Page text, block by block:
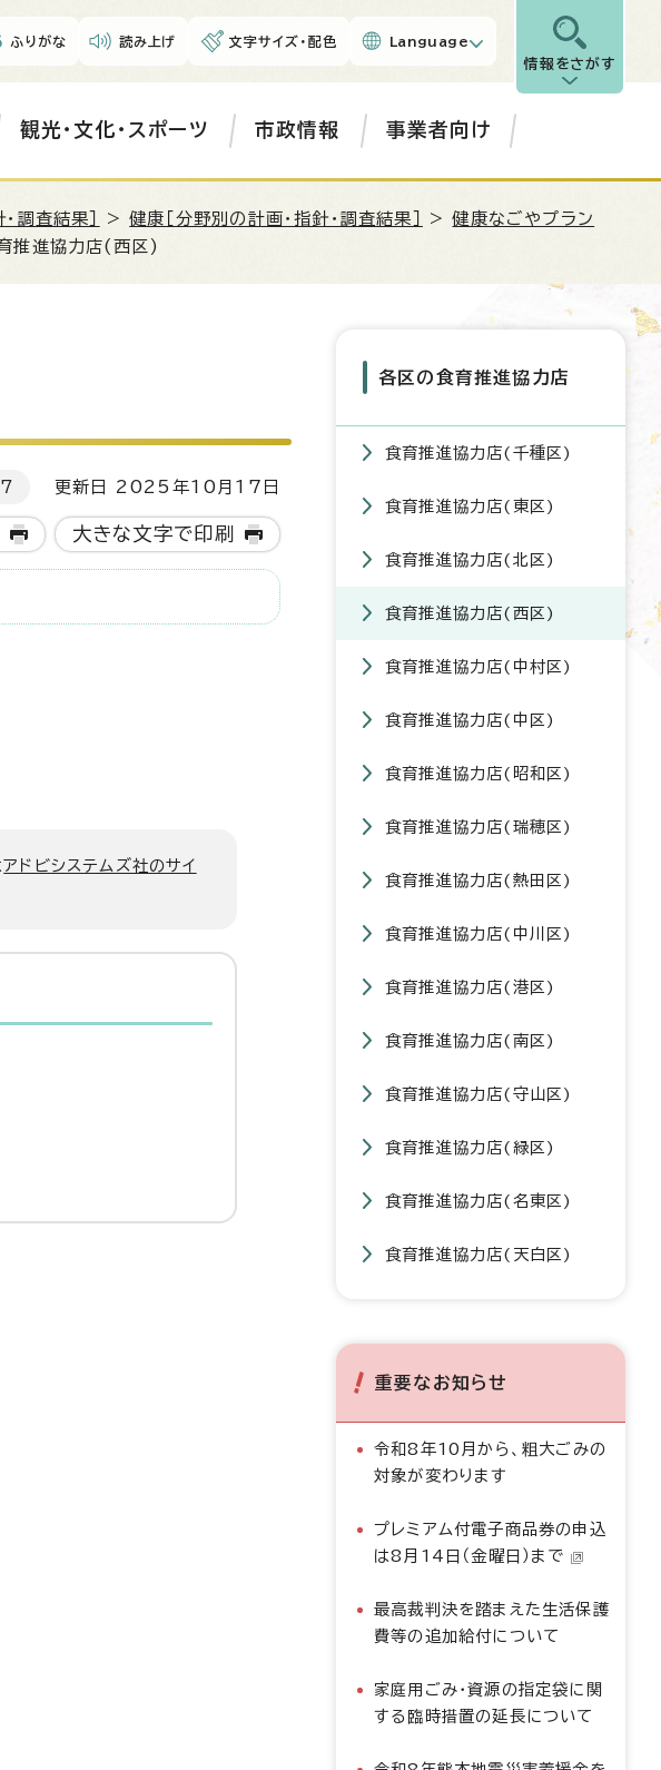
ふりがな 読み上げ 文字サイズ・配色 Language
情報をさがす
観光・文化・スポーツ 市政情報 事業者向け
調査結果］ >健康［分野別の計画・指針・調査結果］ >健康なごやプラン
推進協力店(西区)
更新日 2025年10月17日
大きな文字で印刷
アドビシステムズ社のサイ
各区の食育推進協力店
食育推進協力店(千種区)
食育推進協力店(東区)
食育推進協力店(北区)
食育推進協力店(西区)
食育推進協力店(中村区)
食育推進協力店(中区)
食育推進協力店(昭和区)
食育推進協力店(瑞穂区)
食育推進協力店(熱田区)
食育推進協力店(中川区)
食育推進協力店(港区)
食育推進協力店(南区)
食育推進協力店(守山区)
食育推進協力店(緑区)
食育推進協力店(名東区)
食育推進協力店(天白区)
重要なお知らせ
令和8年10月から、粗大ごみの
対象が変わります
プレミアム付電子商品券の申込
は8月14日（金曜日）まで
最高裁判決を踏まえた生活保護
費等の追加給付について
家庭用ごみ・資源の指定袋に関
する臨時措置の延長について